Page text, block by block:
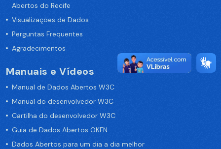
Abertos do Recife
Visualizações de Dados
Perguntas Frequentes
Agradecimentos
Manuais e Vídeos
Manual de Dados Abertos W3C
Manual do desenvolvedor W3C
Cartilha do desenvolvedor W3C
Guia de Dados Abertos OKFN
Dados Abertos para um dia a dia melhor